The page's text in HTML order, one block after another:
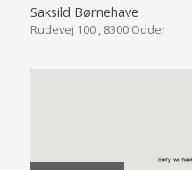
Saksild Børnehave
Rudevej 100 , 8300 Odder